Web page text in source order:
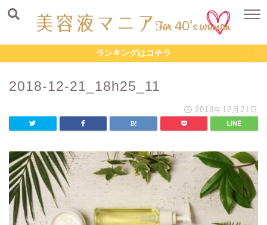
ランキングはコチラ
2018-12-21_18h25_11
2018年12月21日